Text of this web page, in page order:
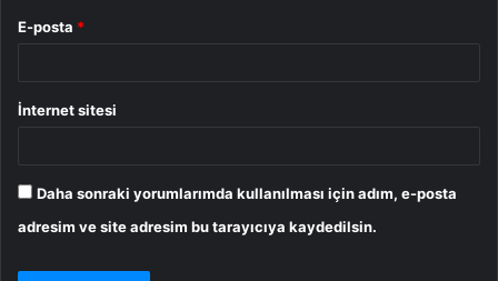
E-posta *
İnternet sitesi
Daha sonraki yorumlarımda kullanılması için adım, e-posta
adresim ve site adresim bu tarayıcıya kaydedilsin.